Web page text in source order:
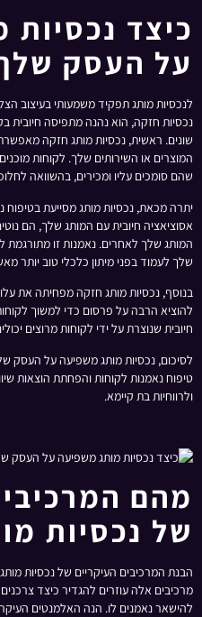
כיצד
על העסק
לנכסיות מותג תפקיד משמעותי בעיצוב
נכסיות חזקה, הוא נהנה מתפיסה חיובית
שונים. ראשית, נכסיות מותג חזקה
המוצרים או השירותים שלך. לקוחות
שהם סומכים עליו ומכירים, בהשוואה
יתרה מכאת, נכסיות מותג מסייעת
אסוציאציה חיובית עם המותג שלך, הם
המותג שלך לאחרים. נאמנות זו מתורגמת
שלך לעמוד בפני מיתון כלכלי טוב יותר
בנוסף, נכסיות מותג חזקה מפחיתה את
להוציא הרבה על פרסום כדי למשוך
חיובית שנוצרת על ידי לקוחות מרוצים
לסיכום, נכסיות מותג משפיעה על העסק
טיפוח נאמנות לקוחות והפחתת הוצאות
ולרווחיות בת קיימא.
מהם
של נכסיות
הבנת המרכיבים העיקריים של נכסיות
מרכיבים אלה עוזרים להגדיר כיצד
להישאר נאמנים לו. הנה האלמנטים